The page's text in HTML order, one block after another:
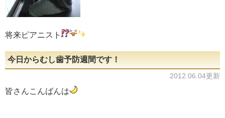
将来ピアニスト
今日からむし歯予防週間です！
2012.06.04更新
皆さんこんばんは